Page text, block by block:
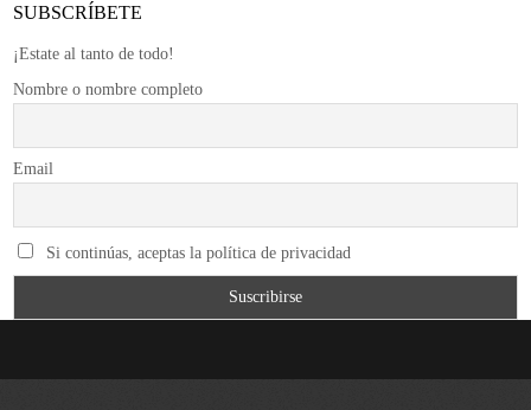
SUBSCRÍBETE
¡Estate al tanto de todo!
Nombre o nombre completo
Email
Si continúas, aceptas la política de privacidad